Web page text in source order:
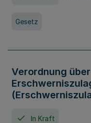
Gesetz
Verordnung
In Kraft